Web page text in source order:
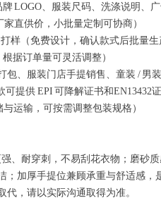
LOGO、服装尺码、洗涤说明、
直供价，小批量定制可协商）
样（免费设计，确认款式后批量生
据订单量可灵活调整）
、服装门店手提销售、童装 / 男
提供 EPI 可降解证书和EN13432
运输，可按需调整包装规格）
、耐穿刺，不易刮花衣物；磨砂
；加厚手提位兼顾承重与舒适感，
，请以实际沟通取得为准。